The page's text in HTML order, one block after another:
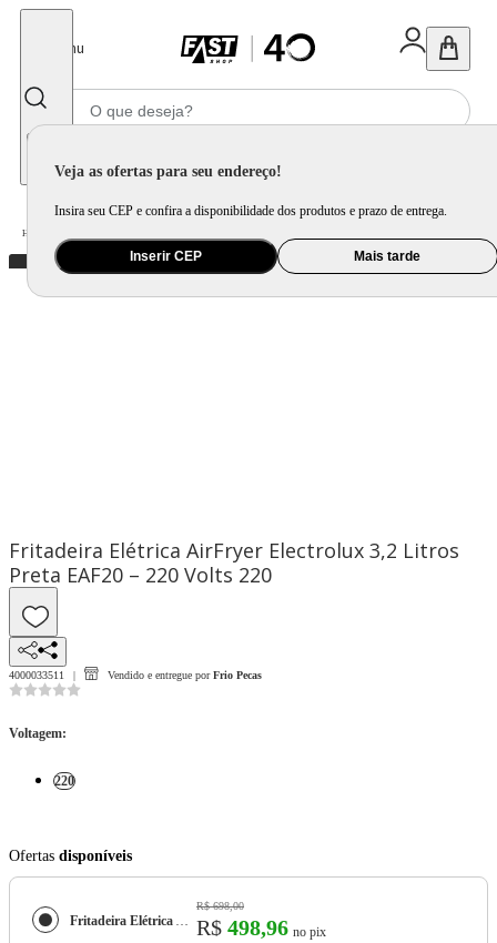
Menu
Veja as ofertas para seu endereço!
Insira seu CEP e confira a disponibilidade dos produtos e prazo de entrega.
Inserir CEP Mais tarde
Home
Fritadeira Elétrica AirFryer Electrolux 3,2 Litros
Preta EAF20 – 220 Volts 220
4000033511 Vendido e entregue por Frio Pecas
Voltagem:
220
Ofertas disponíveis
Fritadeira Elétrica AirFryer Electrolux 3,2 Litros Preta EAF20 – 220 Volts
R$ 698,00
R$ 498,96 no pix